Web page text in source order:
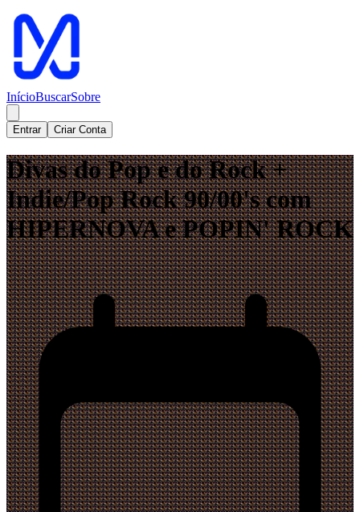
InícioBuscarSobre
Entrar Criar Conta
Divas do Pop e do Rock +
Indie/Pop Rock 90/00's com
HIPERNOVA e POPIN' ROCK